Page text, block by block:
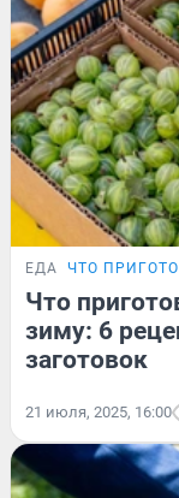
ЕДА ЧТО
Что
зиму: 6
заготовок
21 июля, 2025, 16:00